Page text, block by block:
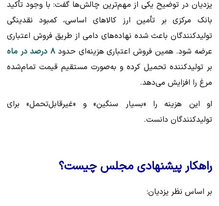
یزدیان در توضیح یکی از مهم‌ترین چالش‌ها گفت: با وجود تأکید
بانک مرکزی بر تأمین ارز کالاهای اساسی، کمبود نقدینگی
تولیدکنندگان باعث شده نهاده‌های دامی از طریق فروش اعتباری
عرضه شود. همین فروش اعتباری هزینه‌ای حدود ۸ درصد در ماه
بر تولیدکننده تحمیل کرده و به‌صورت مستقیم قیمت تمام‌شده
مرغ را افزایش می‌دهد.
او این هزینه را «بسیار سنگین» و «غیرقابل‌تحمل» برای
تولیدکنندگان دانست.
راهکار پیشنهادی مجلس چیست؟
بر اساس نظر یزدیان: